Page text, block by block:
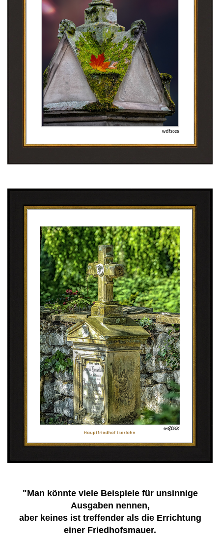
"Man könnte viele Beispiele für unsinnige
Ausgaben nennen,
aber keines ist treffender als die Errichtung
einer Friedhofsmauer.